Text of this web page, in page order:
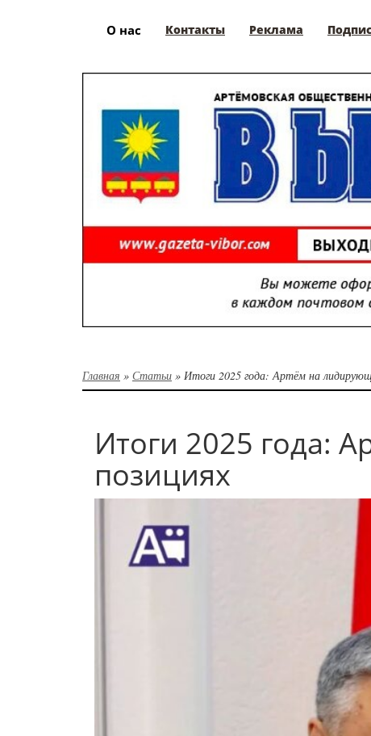
О нас Контакты Реклама
Главная » Статьи » Итоги 2025 года: Артём на
Итоги 2025 года:
позициях